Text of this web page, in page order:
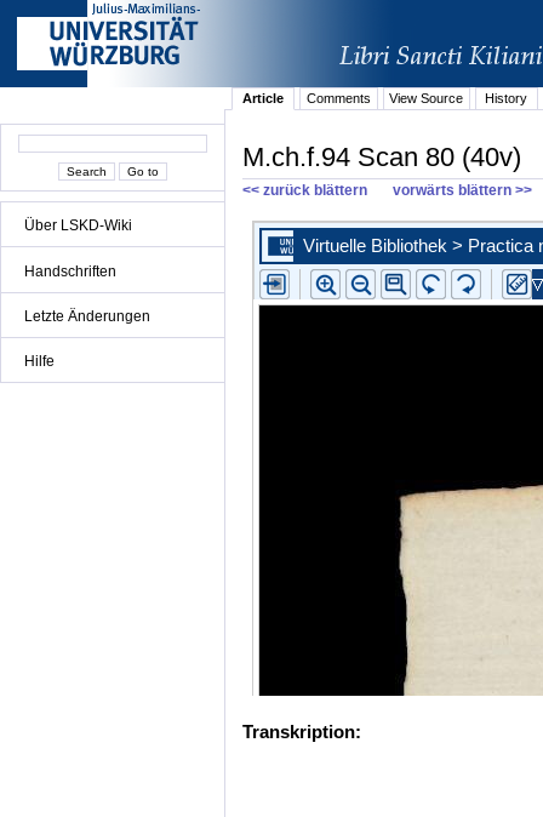
Über LSKD-Wiki
Handschriften
Letzte Änderungen
Hilfe
Article Comments View Source History
M.ch.f.94 Scan 80 (40v)
<< zurück blättern vorwärts blättern >>
Transkription: